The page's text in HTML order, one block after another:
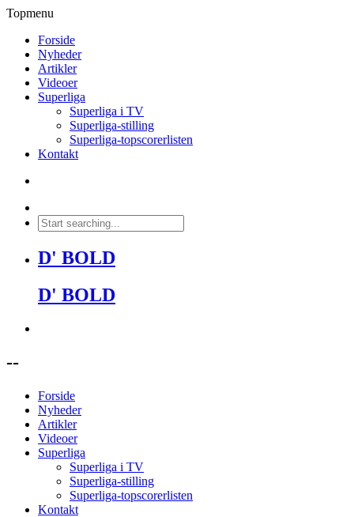
Topmenu
Forside
Nyheder
Artikler
Videoer
Superliga
Superliga i TV
Superliga-stilling
Superliga-topscorerlisten
Kontakt
D' BOLD
D' BOLD
--
Forside
Nyheder
Artikler
Videoer
Superliga
Superliga i TV
Superliga-stilling
Superliga-topscorerlisten
Kontakt